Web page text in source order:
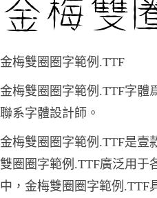
金梅雙圈圈字範例.TTF
金梅雙圈圈字範例.TTF字體
聯系字體設計師。
金梅雙圈圈字範例.TTF是壹
雙圈圈字範例.TTF廣泛用于
中，金梅雙圈圈字範例.TTF